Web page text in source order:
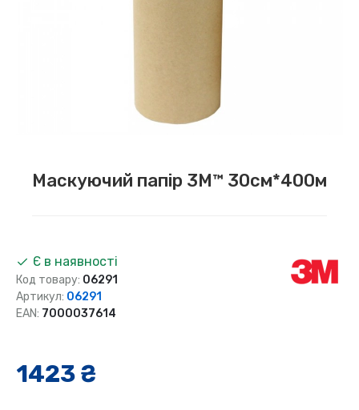
Маскуючий папір 3M™ 30см*400м
1423 ₴
Є в наявності
Код товару: 06291
Артикул: 06291
EAN: 7000037614